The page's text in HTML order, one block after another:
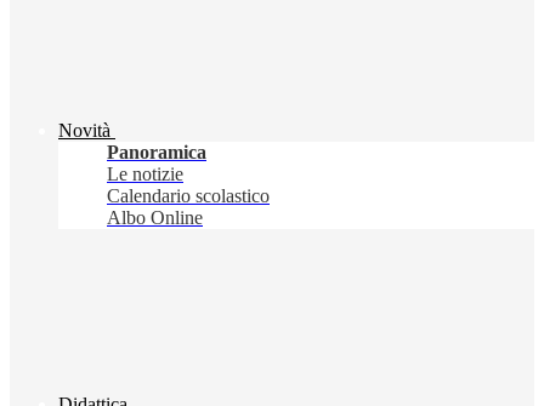
Novità
Panoramica
Le notizie
Calendario scolastico
Albo Online